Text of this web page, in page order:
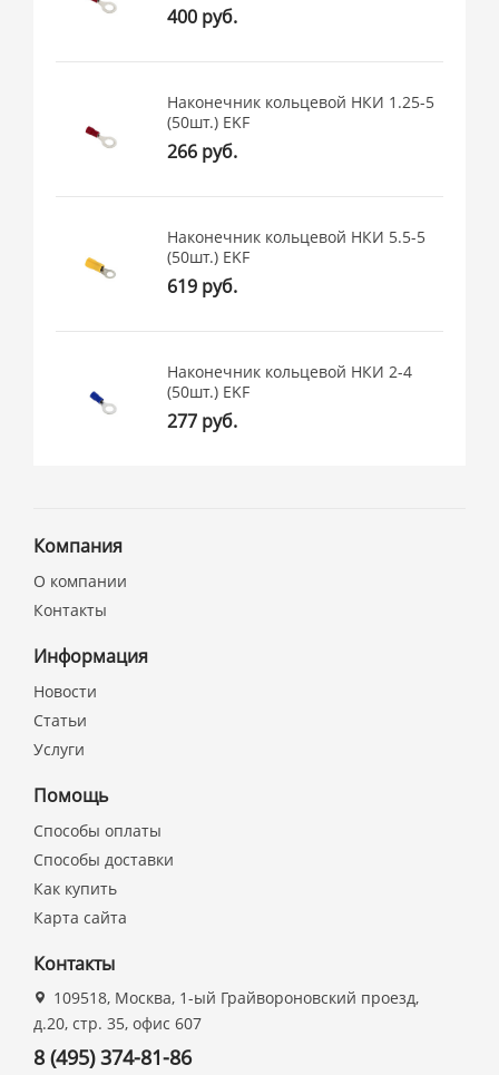
400 руб.
Наконечник кольцевой НКИ 1.25-5
(50шт.) EKF
266 руб.
Наконечник кольцевой НКИ 5.5-5
(50шт.) EKF
619 руб.
Наконечник кольцевой НКИ 2-4
(50шт.) EKF
277 руб.
Компания
О компании
Контакты
Информация
Новости
Статьи
Услуги
Помощь
Способы оплаты
Способы доставки
Как купить
Карта сайта
Контакты
109518, Москва, 1-ый Грайвороновский проезд,
д.20, стр. 35, офис 607
8 (495) 374-81-86